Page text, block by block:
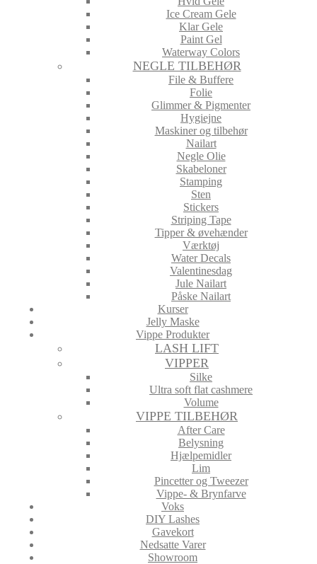
Ice Cream Gele
Klar Gele
Paint Gel
Waterway Colors
NEGLE TILBEHØR
File & Buffere
Folie
Glimmer & Pigmenter
Hygiejne
Maskiner og tilbehør
Nailart
Negle Olie
Skabeloner
Stamping
Sten
Stickers
Striping Tape
Tipper & øvehænder
Værktøj
Water Decals
Valentinesdag
Jule Nailart
Påske Nailart
Kurser
Jelly Maske
Vippe Produkter
LASH LIFT
VIPPER
Silke
Ultra soft flat cashmere
Volume
VIPPE TILBEHØR
After Care
Belysning
Hjælpemidler
Lim
Pincetter og Tweezer
Vippe- & Brynfarve
Voks
DIY Lashes
Gavekort
Nedsatte Varer
Showroom